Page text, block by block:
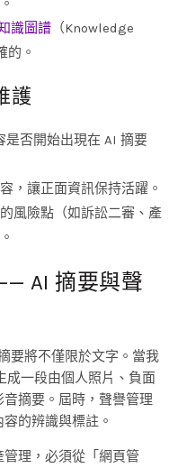
識圖譜 （Knowledge
的。
護
是否開始出現在 AI 摘要
，讓正面資訊保持活躍。
風險點（如訴訟二審、產
AI 摘要與聲
要將不僅限於文字。當我
成一段由個人照片、負面
摘要。屆時，聲譽管理
的辨識與標註。
理，必須從「網頁管